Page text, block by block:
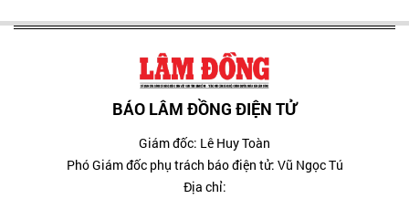
BÁO LÂM ĐỒNG ĐIỆN TỬ
Giám đốc: Lê Huy Toàn
Phó Giám đốc phụ trách báo điện tử: Vũ Ngọc Tú
Địa chỉ: